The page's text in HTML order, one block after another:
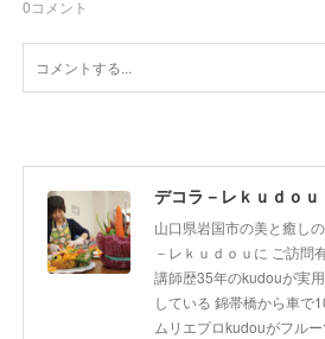
0コメント
デコラ－レｋｕｄｏｕ
山口県岩国市の美と癒し
－レｋｕｄｏｕに ご訪問
講師歴35年のkudouが実
している 錦帯橋から車で
ムリエプロkudouがフル